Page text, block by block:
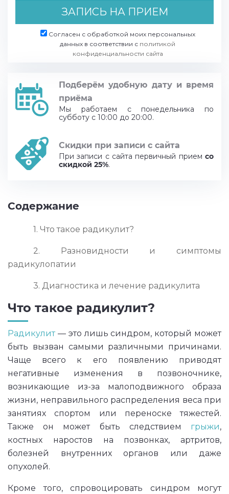
ЗАПИСЬ НА ПРИЕМ
Согласен с обработкой моих персональных
данных в соответствии с политикой
конфиденциальности сайта
Подберём удобную дату и время
приёма
Мы работаем с понедельника по
субботу с 10:00 до 20:00.
Скидки при записи с сайта
При записи с сайта первичный прием со
скидкой 25%.
Содержание
1. Что такое радикулит?
2. Разновидности и симптомы
радикулопатии
3. Диагностика и лечение радикулита
Что такое радикулит?
Радикулит— это лишь синдром, который может
быть вызван самыми различными причинами.
Чаще всего к его появлению приводят
негативные изменения в позвоночнике,
возникающие из-за малоподвижного образа
жизни, неправильного распределения веса при
занятиях спортом или переноске тяжестей.
Также он может быть следствием грыжи,
костных наростов на позвонках, артритов,
болезней внутренних органов или даже
опухолей.
Кроме того, спровоцировать синдром могут